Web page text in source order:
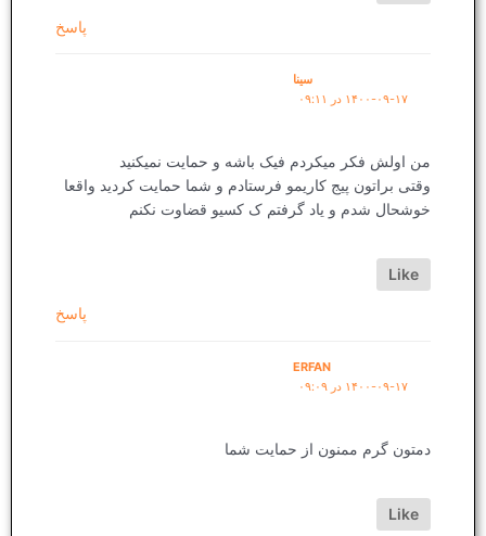
پاسخ
سینا
۱۴۰۰-۰۹-۱۷ در ۰۹:۱۱
من اولش فکر میکردم فیک باشه و حمایت نمیکنید
وقتی براتون پیج کاریمو فرستادم و شما حمایت کردید واقعا
خوشحال شدم و یاد گرفتم ک کسیو قضاوت نکنم
Like
پاسخ
ERFAN
۱۴۰۰-۰۹-۱۷ در ۰۹:۰۹
دمتون گرم ممنون از حمایت شما
Like